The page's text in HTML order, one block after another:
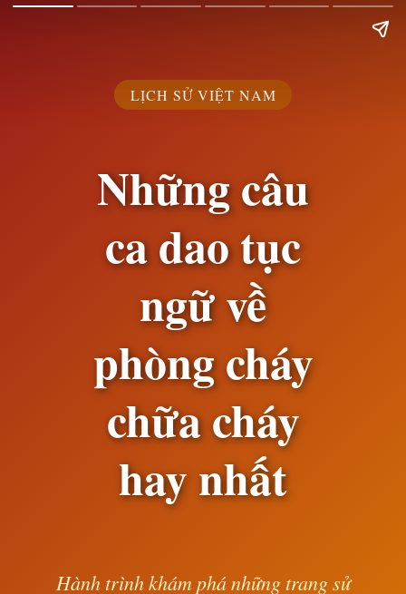
LỊCH SỬ VIỆT NAM
Những câu
ca dao tục
ngữ về
phòng cháy
chữa cháy
hay nhất
Hành trình khám phá những trang sử